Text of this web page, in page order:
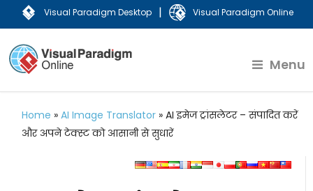
Visual Paradigm Desktop | Visual Paradigm Online
Menu
Home »AI Image Translator »AI इमेज ट्रांसलेटर – संपादित करें
और अपने टेक्स्ट को आसानी से सुधारें